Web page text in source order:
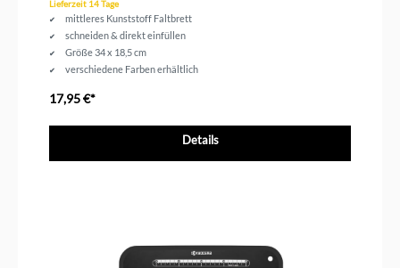
Lieferzeit 14 Tage
mittleres Kunststoff Faltbrett
schneiden & direkt einfüllen
Größe 34 x 18,5 cm
verschiedene Farben erhältlich
17,95 €*
Details